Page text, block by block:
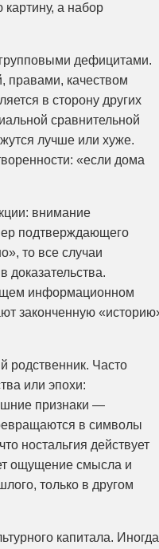
а набор
дефицитами.
правами, качеством
в сторону других
сравнительной
лучше или хуже.
«если дома
внимание
подтверждающего
то все случаи
доказательства.
информационном
законченную
родственник. Часто
или эпохи:
признаки —
в символы
ностальгия действует
ощущение смысла и
только в другом
капитала. Иногда